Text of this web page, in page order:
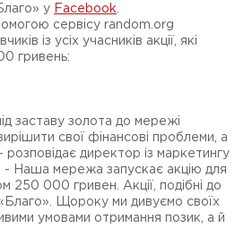
у Facebook
сервісу random.org
із усіх учасників акції, які
гривень:
заставу золота до мережі
свої фінансові проблеми, а
директор із маркетингу
- Наша мережа запускає акцію для
250 000 гривен. Акції, подібні до
Щороку ми дивуємо своїх
умовами отримання позик, а й